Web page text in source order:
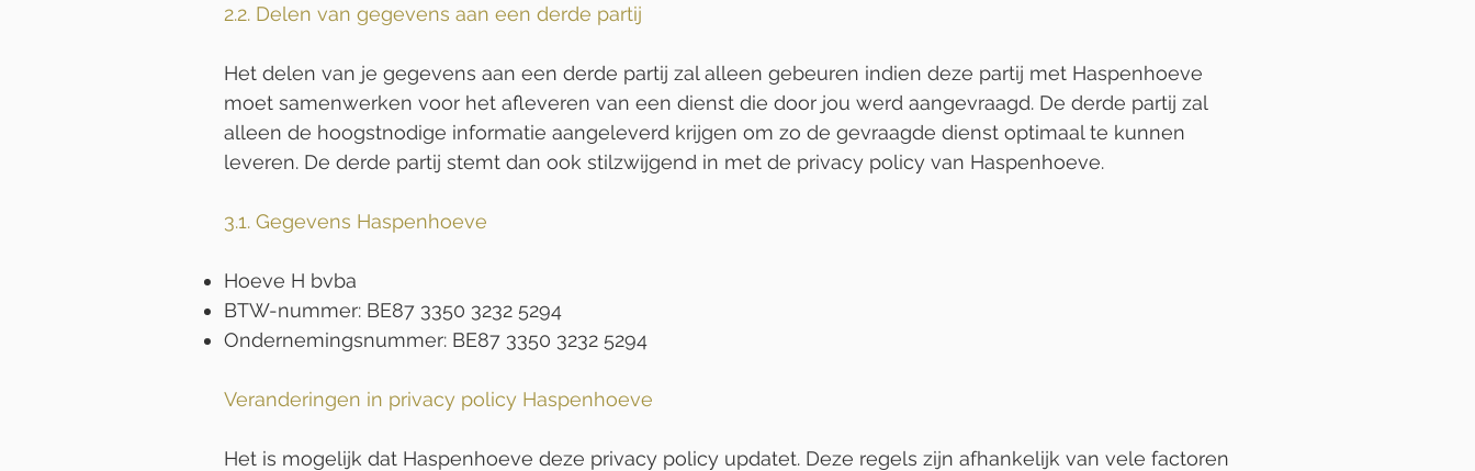
2.2. Delen van gegevens aan een derde partij
Het delen van je gegevens aan een derde partij zal alleen gebeuren indien deze partij met Haspenhoeve
moet samenwerken voor het afleveren van een dienst die door jou werd aangevraagd. De derde partij zal
alleen de hoogstnodige informatie aangeleverd krijgen om zo de gevraagde dienst optimaal te kunnen
leveren. De derde partij stemt dan ook stilzwijgend in met de privacy policy van Haspenhoeve.
3.1. Gegevens Haspenhoeve
Hoeve H bvba
BTW-nummer: BE87 3350 3232 5294
Ondernemingsnummer: BE87 3350 3232 5294
Veranderingen in privacy policy Haspenhoeve
Het is mogelijk dat Haspenhoeve deze privacy policy updatet. Deze regels zijn afhankelijk van vele factoren